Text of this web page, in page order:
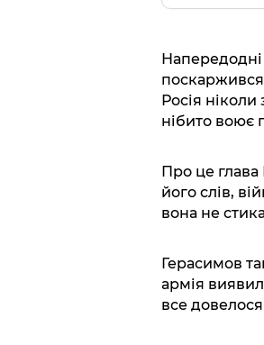
Напередодні
поскаржився
Росія
нібито воює
Про це
його слів,
вона не
Герасимов
армія
все